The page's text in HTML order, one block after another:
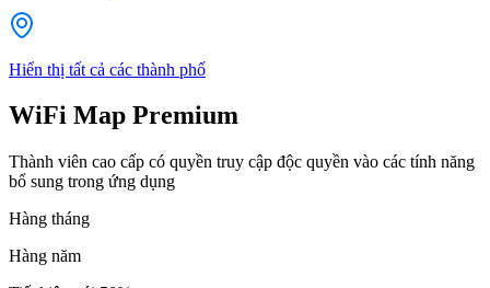
Hiển thị tất cả các thành phố
WiFi Map Premium
Thành viên cao cấp có quyền truy cập độc quyền vào các tính năng
bổ sung trong ứng dụng
Hàng tháng
Hàng năm